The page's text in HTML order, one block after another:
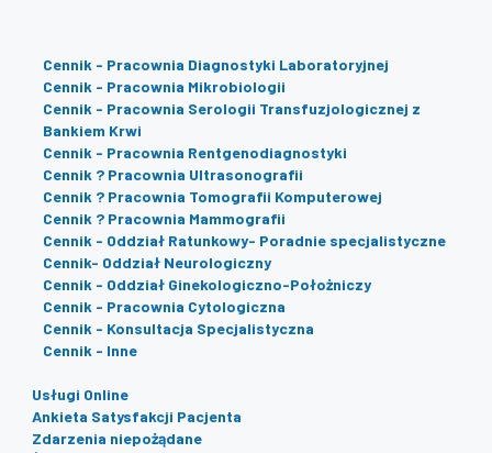
Cennik - Pracownia Diagnostyki Laboratoryjnej
Cennik - Pracownia Mikrobiologii
Cennik - Pracownia Serologii Transfuzjologicznej z
Bankiem Krwi
Cennik - Pracownia Rentgenodiagnostyki
Cennik ? Pracownia Ultrasonografii
Cennik ? Pracownia Tomografii Komputerowej
Cennik ? Pracownia Mammografii
Cennik - Oddział Ratunkowy- Poradnie specjalistyczne
Cennik- Oddział Neurologiczny
Cennik - Oddział Ginekologiczno-Położniczy
Cennik - Pracownia Cytologiczna
Cennik - Konsultacja Specjalistyczna
Cennik - Inne
Usługi Online
Ankieta Satysfakcji Pacjenta
Zdarzenia niepożądane